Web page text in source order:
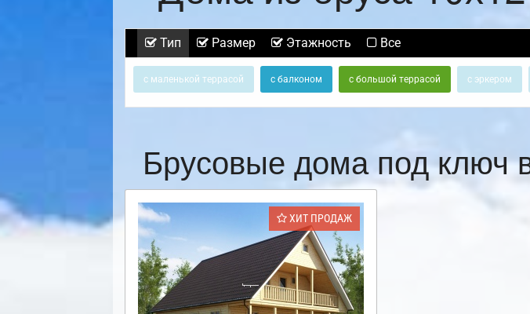
Тип Размер Этажность Все
с маленькой террасой с балконом с большой террасой с эркером
Брусовые дома под
ХИТ ПРОДАЖ